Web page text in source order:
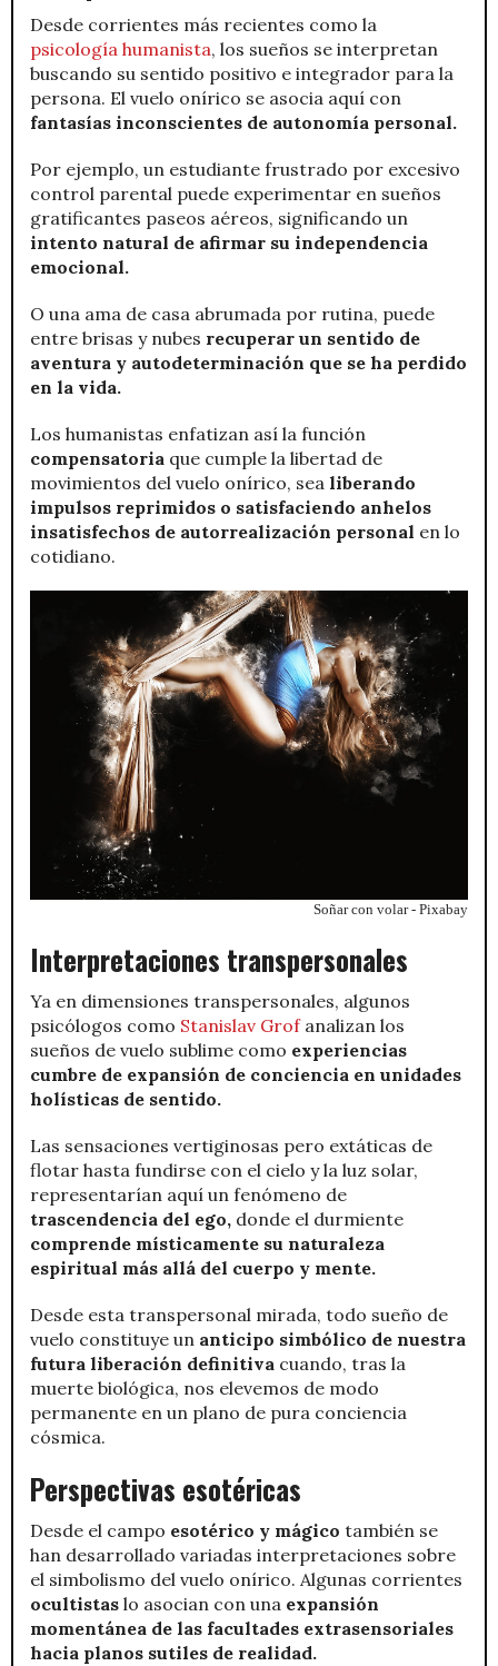
Desde corrientes más recientes como la
psicología humanista, los sueños se interpretan
buscando su sentido positivo e integrador para la
persona. El vuelo onírico se asocia aquí con
fantasías inconscientes de autonomía personal.
Por ejemplo, un estudiante frustrado por excesivo
control parental puede experimentar en sueños
gratificantes paseos aéreos, significando un
intento natural de afirmar su independencia
emocional.
O una ama de casa abrumada por rutina, puede
entre brisas y nubes recuperar un sentido de
aventura y autodeterminación que se ha perdido
en la vida.
Los humanistas enfatizan así la función
compensatoria que cumple la libertad de
movimientos del vuelo onírico, sea liberando
impulsos reprimidos o satisfaciendo anhelos
insatisfechos de autorrealización personal en lo
cotidiano.
Soñar con volar - Pixabay
Interpretaciones transpersonales
Ya en dimensiones transpersonales, algunos
psicólogos como Stanislav Grofanalizan los
sueños de vuelo sublime como experiencias
cumbre de expansión de conciencia en unidades
holísticas de sentido.
Las sensaciones vertiginosas pero extáticas de
flotar hasta fundirse con el cielo y la luz solar,
representarían aquí un fenómeno de
trascendencia del ego, donde el durmiente
comprende místicamente su naturaleza
espiritual más allá del cuerpo y mente.
Desde esta transpersonal mirada, todo sueño de
vuelo constituye un anticipo simbólico de nuestra
futura liberación definitiva cuando, tras la
muerte biológica, nos elevemos de modo
permanente en un plano de pura conciencia
cósmica.
Perspectivas esotéricas
Desde el campo esotérico y mágico también se
han desarrollado variadas interpretaciones sobre
el simbolismo del vuelo onírico. Algunas corrientes
ocultistas lo asocian con una expansión
momentánea de las facultades extrasensoriales
hacia planos sutiles de realidad.